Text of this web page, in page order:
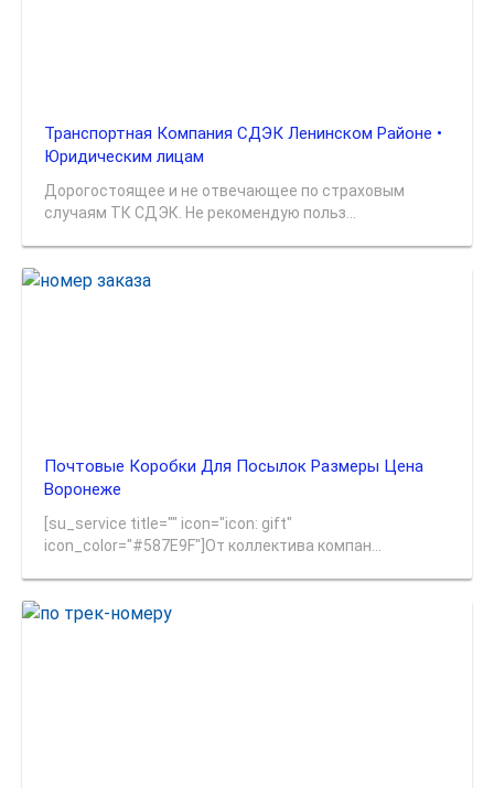
Транспортная Компания СДЭК Ленинском Районе •
Юридическим лицам
Дорогостоящее и не отвечающее по страховым
случаям ТК СДЭК. Не рекомендую польз...
Почтовые Коробки Для Посылок Размеры Цена
Воронеже
[su_service title="" icon="icon: gift"
icon_color="#587E9F"]От коллектива компан...